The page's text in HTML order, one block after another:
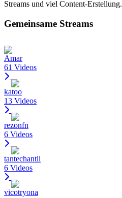
Streams und viel Content-Erstellung.
Gemeinsame Streams
Amar
61 Videos
katoo
13 Videos
rezonfn
6 Videos
tantechantii
6 Videos
vicotryona